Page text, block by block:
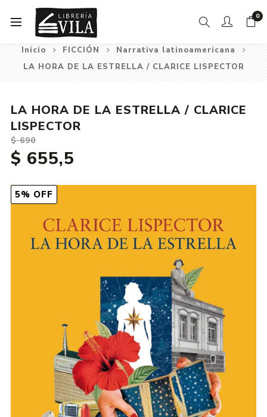
0
Inicio FICCIÓN
Narrativa latinoamericana
LA HORA DE LA ESTRELLA / CLARICE LISPECTOR
5% OFF
LA HORA DE LA ESTRELLA / CLARICE
LISPECTOR
$ 690
$ 655,5